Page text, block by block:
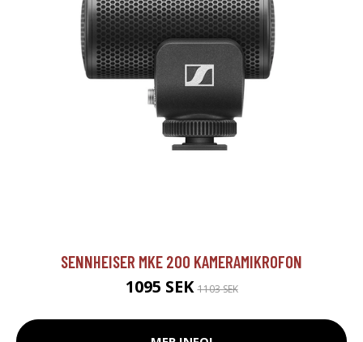
SENNHEISER MKE 200 KAMERAMIKROFON
1095 SEK1103 SEK